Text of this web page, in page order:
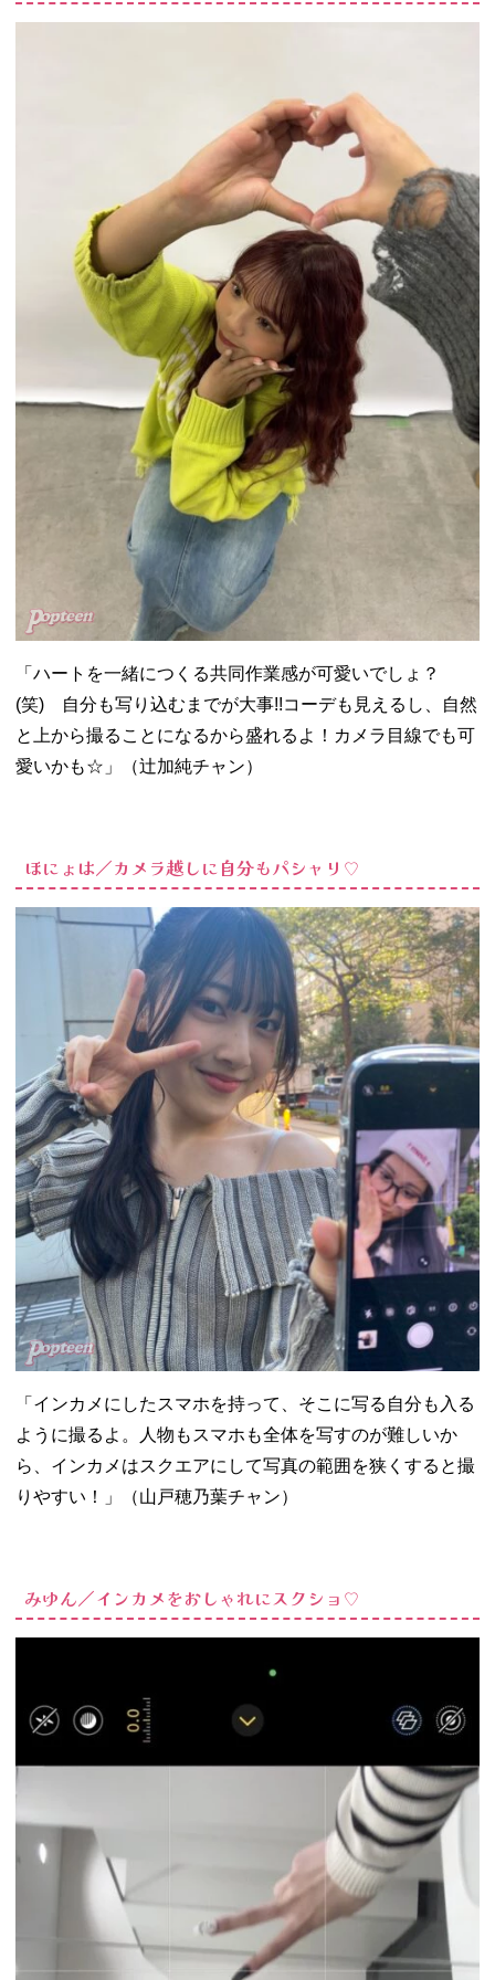
「ハートを一緒につくる共同作業感が可愛いでしょ？
(笑) 自分も写り込むまでが大事!!コーデも見えるし、自然
と上から撮ることになるから盛れるよ！カメラ目線でも可
愛いかも☆」（辻加純チャン）
ほにょは／カメラ越しに自分もパシャリ♡
「インカメにしたスマホを持って、そこに写る自分も入る
ように撮るよ。人物もスマホも全体を写すのが難しいか
ら、インカメはスクエアにして写真の範囲を狭くすると撮
りやすい！」（山戸穂乃葉チャン）
みゆん／インカメをおしゃれにスクショ♡